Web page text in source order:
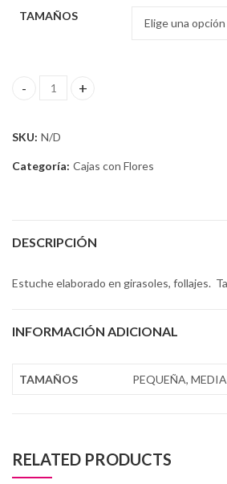
TAMAÑOS
CA-06 quantity
SKU: N/D
Categoría: Cajas con Flores
DESCRIPCIÓN
Estuche elaborado en girasoles, follajes.
INFORMACIÓN ADICIONAL
TAMAÑOS PEQUEÑA,
RELATED PRODUCTS